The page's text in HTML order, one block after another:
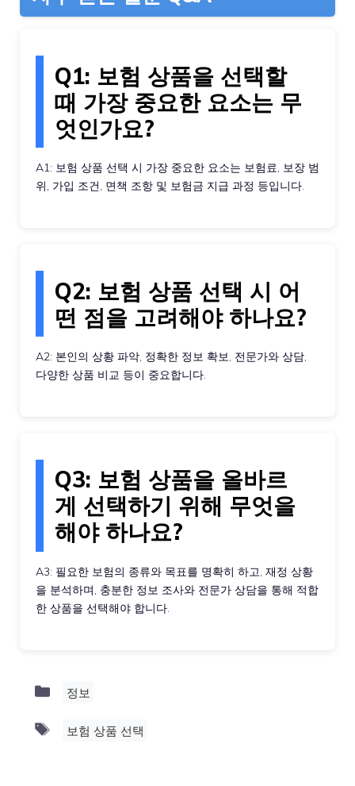
Q1: 보험 상품을 선택할
때 가장 중요한 요소는 무
엇인가요?
A1: 보험 상품 선택 시 가장 중요한 요소는 보험료, 보장 범
위, 가입 조건, 면책 조항 및 보험금 지급 과정 등입니다.
Q2: 보험 상품 선택 시 어
떤 점을 고려해야 하나요?
A2: 본인의 상황 파악, 정확한 정보 확보, 전문가와 상담,
다양한 상품 비교 등이 중요합니다.
Q3: 보험 상품을 올바르
게 선택하기 위해 무엇을
해야 하나요?
A3: 필요한 보험의 종류와 목표를 명확히 하고, 재정 상황
을 분석하며, 충분한 정보 조사와 전문가 상담을 통해 적합
한 상품을 선택해야 합니다.
Categories
정보
Tags
보험 상품 선택